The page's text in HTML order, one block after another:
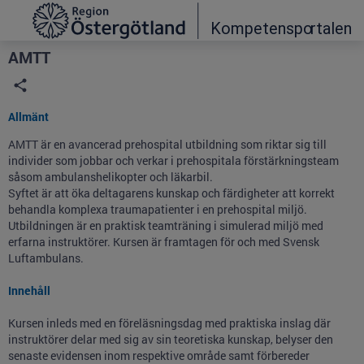
Grade
Portal
AMTT
Allmänt
AMTT är en avancerad prehospital utbildning som riktar sig till
individer som jobbar och verkar i prehospitala förstärkningsteam
såsom ambulanshelikopter och läkarbil.
Syftet är att öka deltagarens kunskap och färdigheter att korrekt
behandla komplexa traumapatienter i en prehospital miljö.
Utbildningen är en praktisk teamträning i simulerad miljö med
erfarna instruktörer. Kursen är framtagen för och med Svensk
Luftambulans.
Innehåll
Kursen inleds med en föreläsningsdag med praktiska inslag där
instruktörer delar med sig av sin teoretiska kunskap, belyser den
senaste evidensen inom respektive område samt förbereder